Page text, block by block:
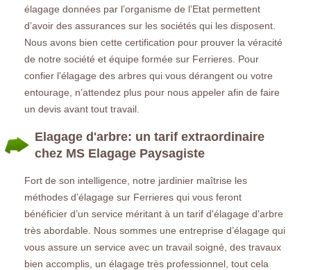
élagage données par l’organisme de l’Etat permettent
d’avoir des assurances sur les sociétés qui les disposent.
Nous avons bien cette certification pour prouver la véracité
de notre société et équipe formée sur Ferrieres. Pour
confier l’élagage des arbres qui vous dérangent ou votre
entourage, n’attendez plus pour nous appeler afin de faire
un devis avant tout travail.
Elagage d'arbre: un tarif extraordinaire
chez MS Elagage Paysagiste
Fort de son intelligence, notre jardinier maîtrise les
méthodes d’élagage sur Ferrieres qui vous feront
bénéficier d’un service méritant à un tarif d'élagage d'arbre
très abordable. Nous sommes une entreprise d’élagage qui
vous assure un service avec un travail soigné, des travaux
bien accomplis, un élagage très professionnel, tout cela